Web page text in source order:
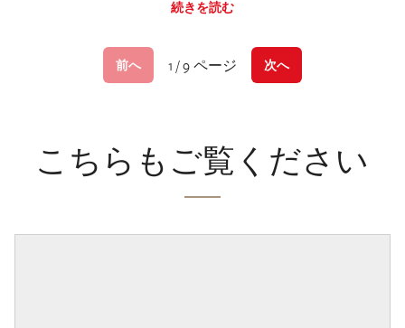
続きを読む
前へ 1 / 9 ページ 次へ
こちらもご覧ください